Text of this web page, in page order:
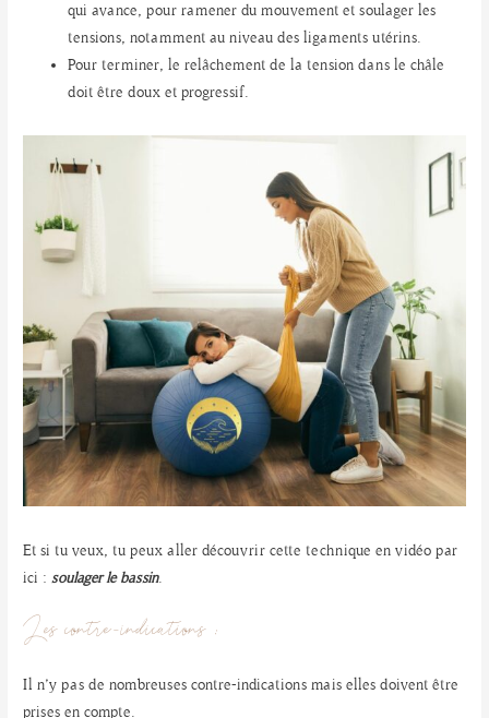
qui avance, pour ramener du mouvement et soulager les
tensions, notamment au niveau des ligaments utérins.
Pour terminer, le relâchement de la tension dans le châle
doit être doux et progressif.
Et si tu veux, tu peux aller découvrir cette technique en vidéo par
ici : soulager le bassin.
Les contre-indications :
Il n’y pas de nombreuses contre-indications mais elles doivent être
prises en compte.